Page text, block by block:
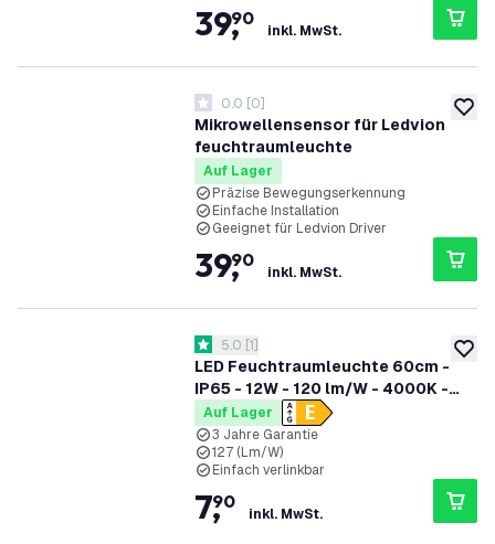
39,
90
inkl. MwSt.
zur
Mikrowellensensor für Ledvion
feuchtraumleuchte
0 Bewertungssterne
0.0 [0]
Auf Lager
Präzise Bewegungserkennung
Einfache Installation
Geeignet für Ledvion Driver
39,
90
inkl. MwSt.
zur
LED Feuchtraumleuchte 60cm -
IP65 - 12W - 120 lm/W - 4000K -
Verlinkbar - 3 Jahre Garantie
Bewertungsbereich öffnen
5 Bewertungssterne
5.0 [1]
Auf Lager
3 Jahre Garantie
127 (Lm/W)
Einfach verlinkbar
7,
90
inkl. MwSt.